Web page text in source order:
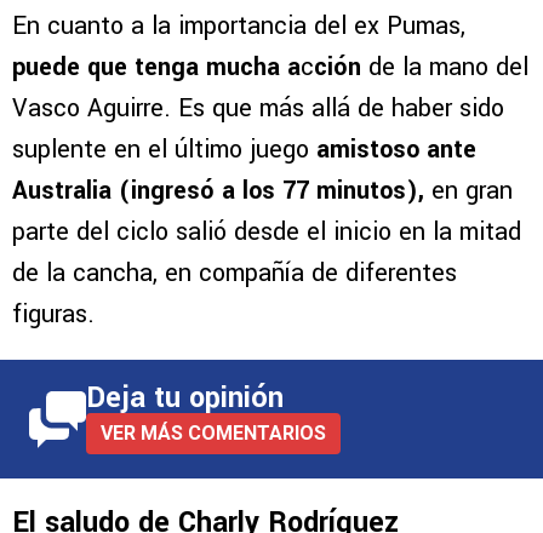
En cuanto a la importancia del ex Pumas,
puede que tenga mucha acción de la mano del
Vasco Aguirre. Es que más allá de haber sido
suplente en el último juego amistoso ante
Australia (ingresó a los 77 minutos), en gran
parte del ciclo salió desde el inicio en la mitad
de la cancha, en compañía de diferentes
figuras.
Deja tu opinión
VER MÁS COMENTARIOS
El saludo de Charly Rodríguez